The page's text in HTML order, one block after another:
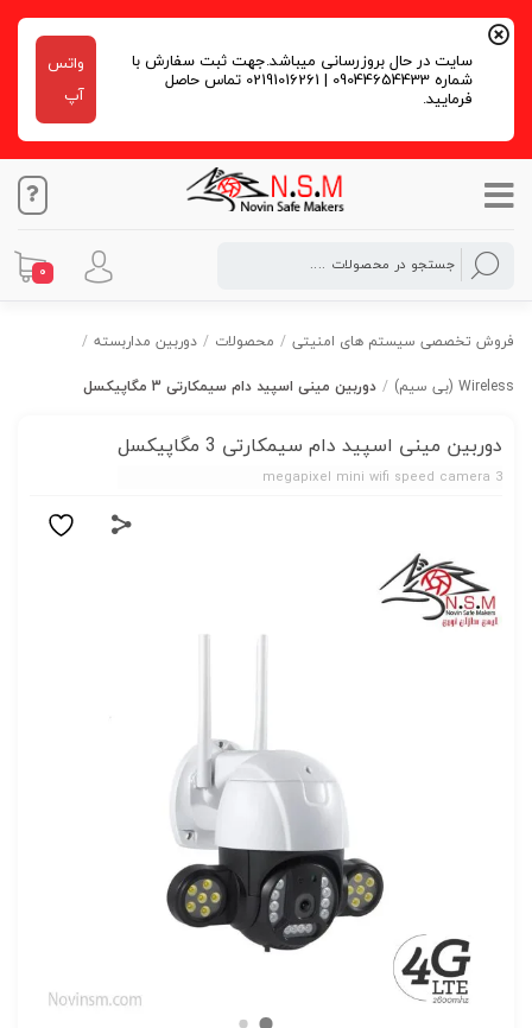
سایت در حال بروزرسانی میباشد.جهت ثبت سفارش با
شماره 09044654433 | 02191016261 تماس حاصل
فرمایید.
واتس
آپ
0
فروش تخصصی سیستم های امنیتی / محصولات / دوربین مداربسته /
Wireless (بی سیم)
/ دوربین مینی اسپید دام سیمکارتی 3 مگاپیکسل
دوربین مینی اسپید دام سیمکارتی 3 مگاپیکسل
3 megapixel mini wifi speed camera